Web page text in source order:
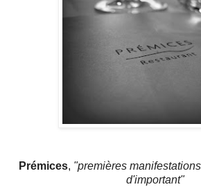
Prémices, "premières
d'important"